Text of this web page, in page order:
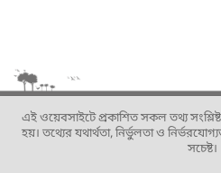
এই ওয়েবসাইটে প্রকাশিত সকল তথ্য
হয়। তথ্যের যথার্থতা, নির্ভুলতা ও
সচেষ্ট।